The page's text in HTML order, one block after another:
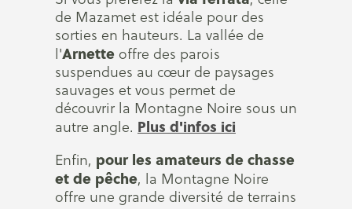
de Mazamet est idéale pour des
sorties en hauteurs. La vallée de
l'Arnette offre des parois
suspendues au cœur de paysages
sauvages et vous permet de
découvrir la Montagne Noire sous un
autre angle. Plus d'infos ici
Enfin, pour les amateurs de chasse
et de pêche, la Montagne Noire
offre une grande diversité de terrains